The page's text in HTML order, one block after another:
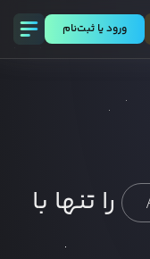
ورود يا ثبت‌نام
را تنها با